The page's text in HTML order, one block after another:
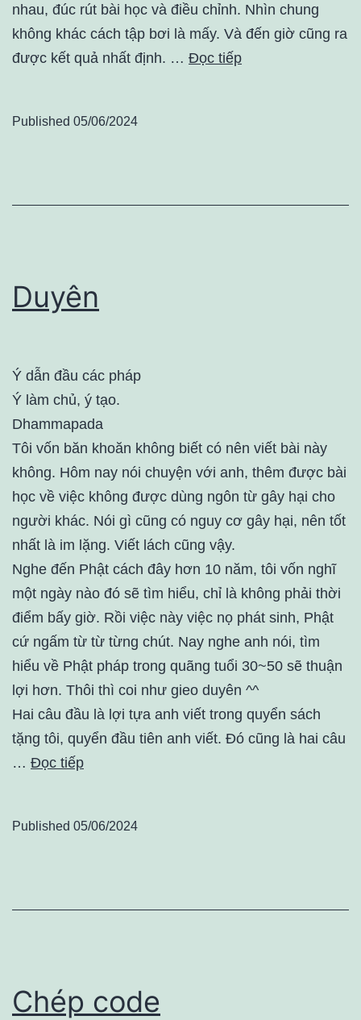
nhau, đúc rút bài học và điều chỉnh. Nhìn chung
không khác cách tập bơi là mấy. Và đến giờ cũng ra
được kết quả nhất định. … Đọc tiếp
Published 05/06/2024
Duyên
Ý dẫn đầu các pháp
Ý làm chủ, ý tạo.
Dhammapada
Tôi vốn băn khoăn không biết có nên viết bài này
không. Hôm nay nói chuyện với anh, thêm được bài
học về việc không được dùng ngôn từ gây hại cho
người khác. Nói gì cũng có nguy cơ gây hại, nên tốt
nhất là im lặng. Viết lách cũng vậy.
Nghe đến Phật cách đây hơn 10 năm, tôi vốn nghĩ
một ngày nào đó sẽ tìm hiểu, chỉ là không phải thời
điểm bấy giờ. Rồi việc này việc nọ phát sinh, Phật
cứ ngấm từ từ từng chút. Nay nghe anh nói, tìm
hiểu về Phật pháp trong quãng tuổi 30~50 sẽ thuận
lợi hơn. Thôi thì coi như gieo duyên ^^
Hai câu đầu là lợi tựa anh viết trong quyển sách
tặng tôi, quyển đầu tiên anh viết. Đó cũng là hai câu
… Đọc tiếp
Published 05/06/2024
Chép code